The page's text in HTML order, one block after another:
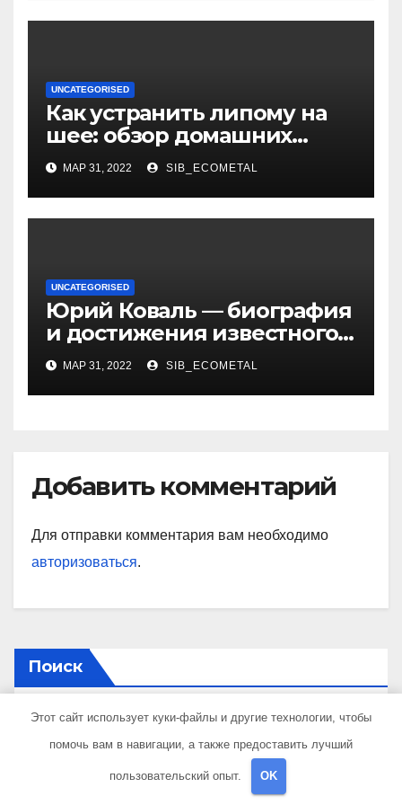
UNCATEGORISED
Как устранить липому на
шее: обзор домашних
методов лечения
МАР 31, 2022 SIB_ECOMETAL
UNCATEGORISED
Юрий Коваль — биография
и достижения известного
украинского дизайнера
МАР 31, 2022 SIB_ECOMETAL
Добавить комментарий
Для отправки комментария вам необходимо
авторизоваться.
Поиск
Этот сайт использует куки-файлы и другие технологии, чтобы
помочь вам в навигации, а также предоставить лучший
пользовательский опыт. OK